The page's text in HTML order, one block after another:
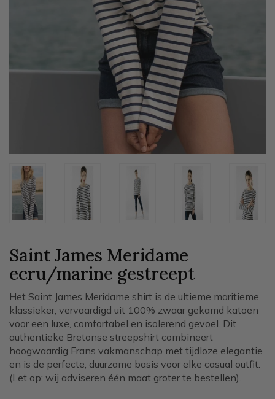
Saint James Meridame
ecru/marine gestreept
Het Saint James Meridame shirt is de ultieme maritieme
klassieker, vervaardigd uit 100% zwaar gekamd katoen
voor een luxe, comfortabel en isolerend gevoel. Dit
authentieke Bretonse streepshirt combineert
hoogwaardig Frans vakmanschap met tijdloze elegantie
en is de perfecte, duurzame basis voor elke casual outfit.
(Let op: wij adviseren één maat groter te bestellen).